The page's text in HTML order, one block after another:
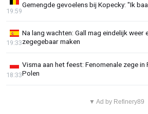
Gemengde gevoelens bij Kopecky: "Ik
19:59
Na lang wachten: Gall mag eindelijk weer
zegegebaar maken
19:33
Visma aan het feest: Fenomenale zege in
Polen
18:33
▼ Ad by Refinery89